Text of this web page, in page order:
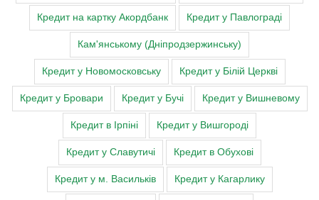
Кредит на картку Акордбанк Кредит у Павлограді
Кам'янському (Дніпродзержинську)
Кредит у Новомосковську Кредит у Білій Церкві
Кредит у Бровари Кредит у Бучі Кредит у Вишневому
Кредит в Ірпіні Кредит у Вишгороді
Кредит у Славутичі Кредит в Обухові
Кредит у м. Васильків Кредит у Кагарлику